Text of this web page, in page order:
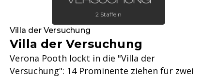
2 Staffeln
Villa der Versuchung
Villa der Versuchung
Verona Pooth lockt in die "Villa der
Versuchung": 14 Prominente ziehen für zwei